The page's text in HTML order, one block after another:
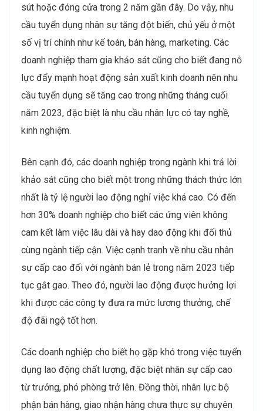
sút hoặc đóng cửa trong 2 năm gần đây. Do vậy, nhu
cầu tuyển dụng nhân sự tăng đột biến, chủ yếu ở một
số vị trí chính như kế toán, bán hàng, marketing. Các
doanh nghiệp tham gia khảo sát cũng cho biết đang nỗ
lực đẩy mạnh hoạt động sản xuất kinh doanh nên nhu
cầu tuyển dụng sẽ tăng cao trong những tháng cuối
năm 2023, đặc biệt là nhu cầu nhân lực có tay nghề,
kinh nghiệm.
Bên cạnh đó, các doanh nghiệp trong ngành khi trả lời
khảo sát cũng cho biết một trong những thách thức lớn
nhất là tỷ lệ người lao động nghỉ việc khá cao. Có đến
hơn 30% doanh nghiệp cho biết các ứng viên không
cam kết làm việc lâu dài và hay dao động khi đối thủ
cùng ngành tiếp cận. Việc cạnh tranh về nhu cầu nhân
sự cấp cao đối với ngành bán lẻ trong năm 2023 tiếp
tục gắt gao. Theo đó, người lao động được hưởng lợi
khi được các công ty đưa ra mức lương thưởng, chế
độ đãi ngộ tốt hơn.
Các doanh nghiệp cho biết họ gặp khó trong việc tuyển
dụng lao động chất lượng, đặc biệt nhân sự cấp cao
từ trưởng, phó phòng trở lên. Đồng thời, nhân lực bộ
phận bán hàng, giao nhận hàng chưa thực sự chuyên